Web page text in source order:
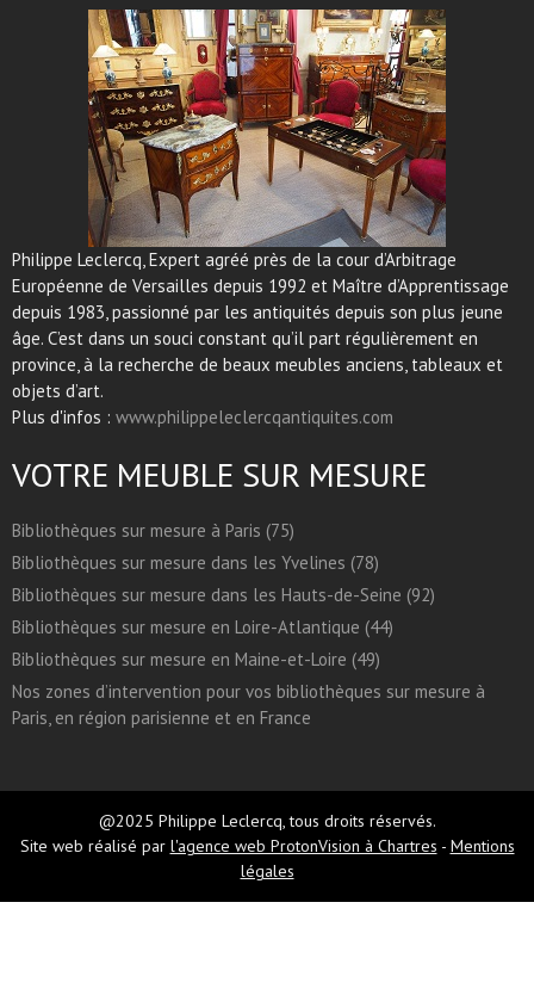
Philippe Leclercq, Expert agréé près de la cour d’Arbitrage
Européenne de Versailles depuis 1992 et Maître d’Apprentissage
depuis 1983, passionné par les antiquités depuis son plus jeune
âge. C’est dans un souci constant qu’il part régulièrement en
province, à la recherche de beaux meubles anciens, tableaux et
objets d’art.
Plus d'infos : www.philippeleclercqantiquites.com
VOTRE MEUBLE SUR MESURE
Bibliothèques sur mesure à Paris (75)
Bibliothèques sur mesure dans les Yvelines (78)
Bibliothèques sur mesure dans les Hauts-de-Seine (92)
Bibliothèques sur mesure en Loire-Atlantique (44)
Bibliothèques sur mesure en Maine-et-Loire (49)
Nos zones d’intervention pour vos bibliothèques sur mesure à
Paris, en région parisienne et en France
@2025 Philippe Leclercq, tous droits réservés.
Site web réalisé par l'agence web ProtonVision à Chartres - Mentions
légales